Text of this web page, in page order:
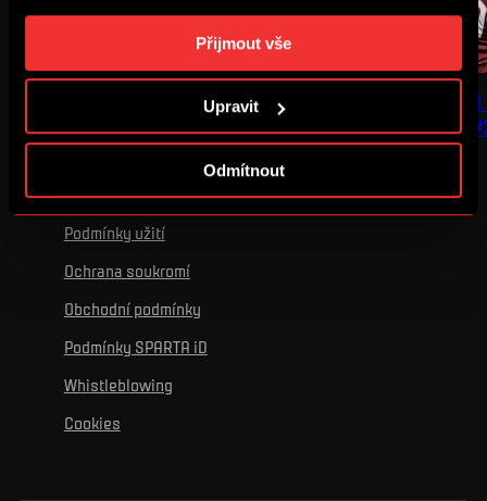
cookies a účely zpracování si můžete nastavit v
„Podrobném nastavení“. Nastavení cookies si můžete
kdykoliv změnit. Jak takovou úpravu provést a další
Přijmout vše
Upravit
Odmítnout
SUCHOMEL UNLIMITED.
ROLLS-ROYCE
| POSTPRODUKCE
Podmínky užití
Ochrana soukromí
Obchodní podmínky
Podmínky SPARTA iD
Whistleblowing
Cookies